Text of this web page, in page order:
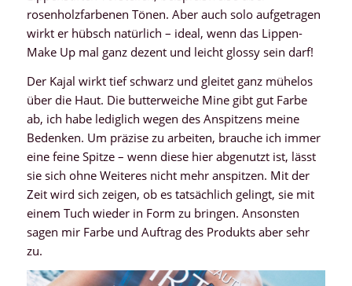
rosenholzfarbenen Tönen. Aber auch solo aufgetragen
wirkt er hübsch natürlich – ideal, wenn das Lippen-
Make Up mal ganz dezent und leicht glossy sein darf!
Der Kajal wirkt tief schwarz und gleitet ganz mühelos
über die Haut. Die butterweiche Mine gibt gut Farbe
ab, ich habe lediglich wegen des Anspitzens meine
Bedenken. Um präzise zu arbeiten, brauche ich immer
eine feine Spitze – wenn diese hier abgenutzt ist, lässt
sie sich ohne Weiteres nicht mehr anspitzen. Mit der
Zeit wird sich zeigen, ob es tatsächlich gelingt, sie mit
einem Tuch wieder in Form zu bringen. Ansonsten
sagen mir Farbe und Auftrag des Produkts aber sehr
zu.